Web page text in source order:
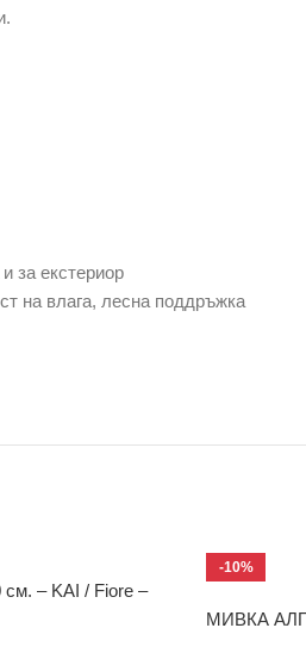
за екстериор
на влага, лесна поддръжка
– KAI / Fiore –
-10%
МИВКА